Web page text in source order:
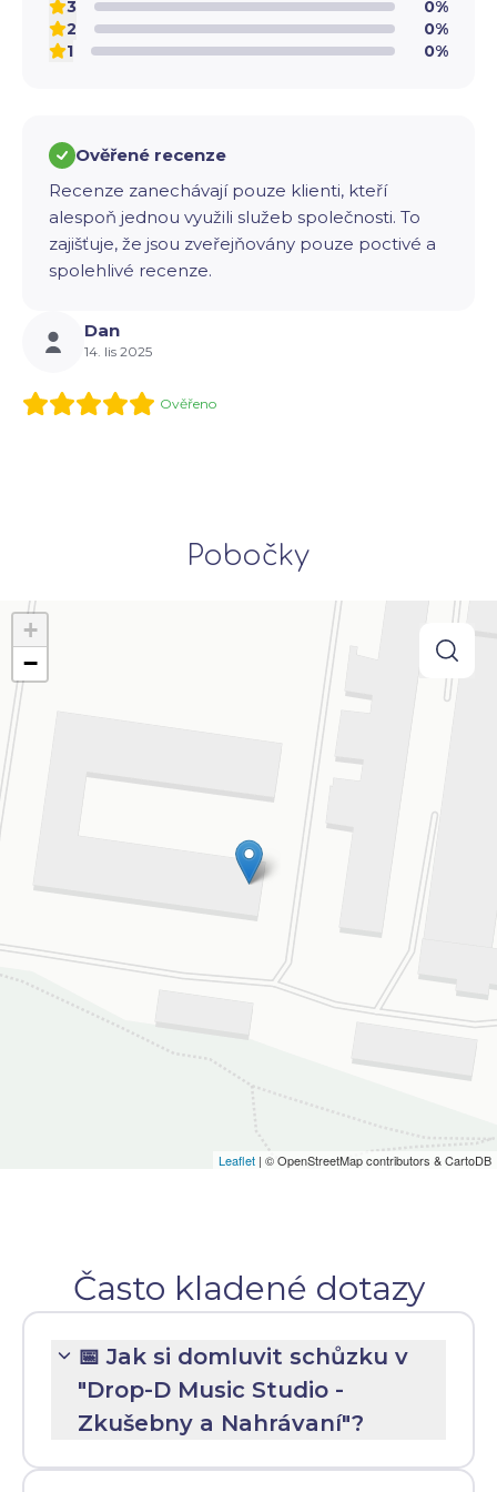
Dan
14. lis 2025
Ověřeno
1 0%
2 0%
3 0%
Ověřené recenze
Recenze zanechávají pouze klienti, kteří
alespoň jednou využili služeb společnosti. To
zajišťuje, že jsou zveřejňovány pouze poctivé a
spolehlivé recenze.
Pobočky
+
−
Leaflet | © OpenStreetMap contributors & CartoDB
Často kladené dotazy
📅 Jak si domluvit schůzku v
"Drop-D Music Studio -
Zkušebny a Nahrávaní"?